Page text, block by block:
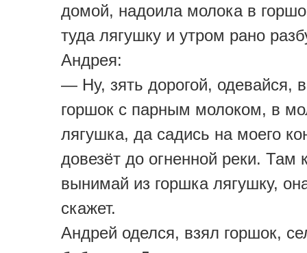
домой, надоила молока в
туда лягушку и утром рано
Андрея:
— Ну, зять дорогой, одевайся,
горшок с парным молоком, в
лягушка, да садись на моего
довезёт до огненной реки. Там
вынимай из горшка лягушку,
скажет.
Андрей оделся, взял горшок,